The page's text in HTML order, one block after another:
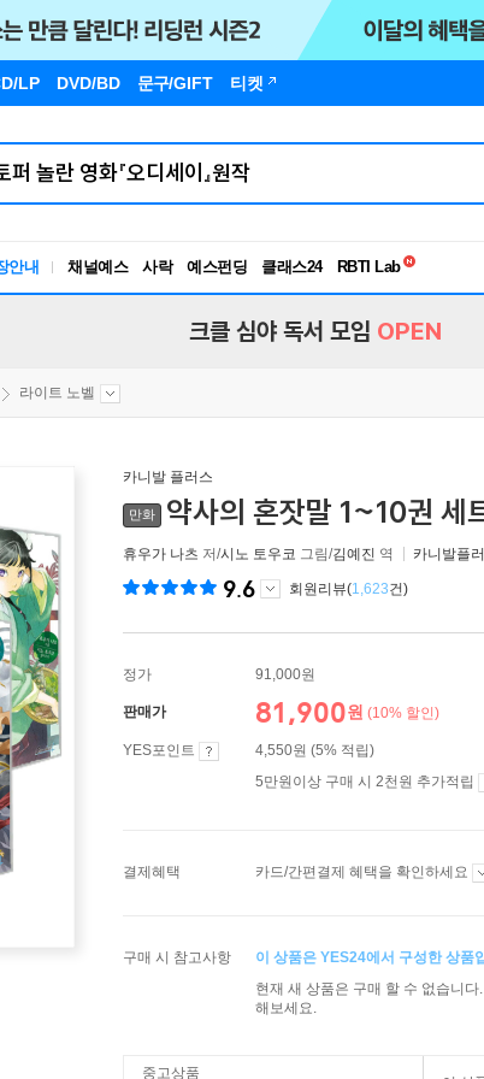
LP DVD/BD 문구/GIFT 티켓
안내 채널예스 사락 예스펀딩 클래스24
독서유형검사
크클 심야 독서 모임 OPEN
라이트 노벨
카니발 플러스
만화 약사의 혼잣말 1~10권 세
휴우가 나츠 저/시노 토우코 그림/김예진 역 카니발플
9.6 회원리뷰(1,623건)
정가 91,000원
판매가 81,900원 (10% 할인)
YES포인트
4,550원 (5% 적립)
5만원이상 구매 시 2천원 추가적립
결제혜택 카드/간편결제 혜택을 확인하세요
구매 시 참고사항
이 상품은 YES24에서 구성한 상품
현재 새 상품은 구매 할 수 없습니
해보세요.
중고상품